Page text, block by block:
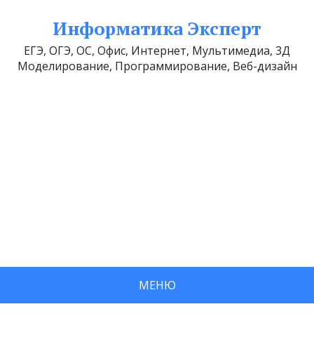
Информатика Эксперт
ЕГЭ, ОГЭ, ОС, Офис, Интернет, Мультимедиа, 3Д
Моделирование, Программирование, Веб-дизайн
МЕНЮ